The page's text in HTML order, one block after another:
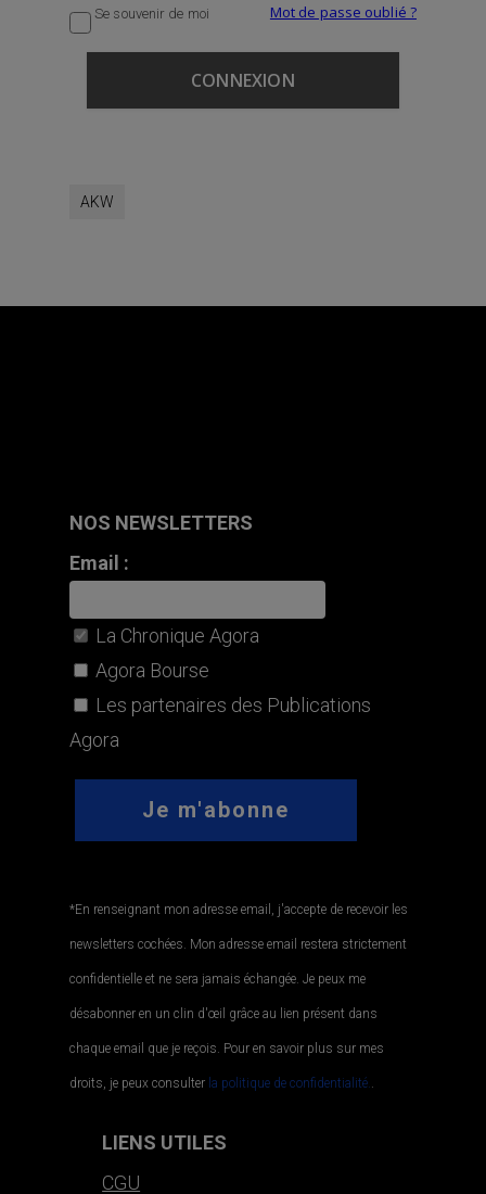
Se souvenir de moi Mot de passe oublié ?
AKW
NOS NEWSLETTERS
Email :
La Chronique Agora
Agora Bourse
Les partenaires des Publications
Agora
*En renseignant mon adresse email, j'accepte de recevoir les
newsletters cochées. Mon adresse email restera strictement
confidentielle et ne sera jamais échangée. Je peux me
désabonner en un clin d'œil grâce au lien présent dans
chaque email que je reçois. Pour en savoir plus sur mes
droits, je peux consulter la politique de confidentialité..
LIENS UTILES
CGU